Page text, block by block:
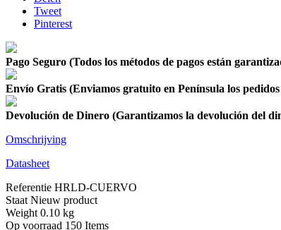
Tweet
Pinterest
Pago Seguro (Todos los métodos de pagos están
Envío Gratis (Enviamos gratuito en Península los
Devolución de Dinero (Garantizamos la devolución del
Omschrijving
Datasheet
Referentie HRLD-CUERVO
Staat Nieuw product
Weight 0.10 kg
Op voorraad 150 Items